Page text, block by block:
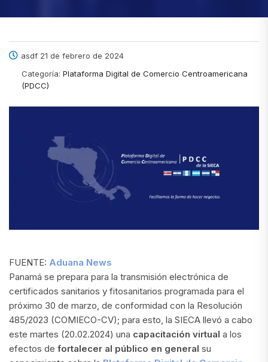
asdf 21 de febrero de 2024
Categoría: Plataforma Digital de Comercio Centroamericana
(PDCC)
FUENTE: Aduana News
Panamá se prepara para la transmisión electrónica de
certificados sanitarios y fitosanitarios programada para el
próximo 30 de marzo, de conformidad con la Resolución
485/2023 (COMIECO-CV); para esto, la SIECA llevó a cabo
este martes (20.02.2024) una capacitación virtual a los
efectos de fortalecer al público en general su